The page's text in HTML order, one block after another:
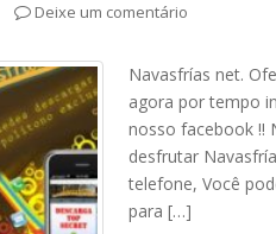
Deixe um comentário
Navasfrías net.
agora por tempo
nosso facebook !!
desfrutar
telefone, Você
para […]